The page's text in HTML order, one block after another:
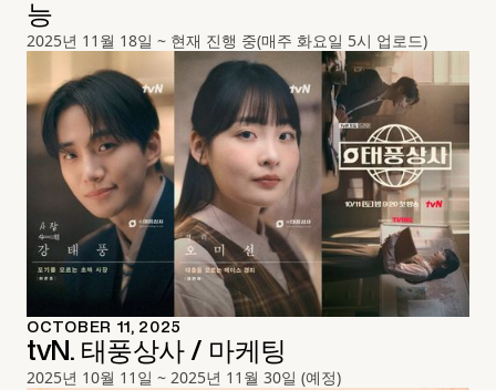
능
2025년 11월 18일 ~ 현재 진행 중(매주 화요일 5시 업로드)
OCTOBER 11, 2025
tvN. 태풍상사 / 마케팅
2025년 10월 11일 ~ 2025년 11월 30일 (예정)